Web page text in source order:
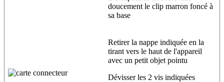
doucement le clip marron foncé à
sa base
Retirer la nappe indiquée en la
tirant vers le haut de l'appareil
avec un petit objet pointu
Dévisser les 2 vis indiquées